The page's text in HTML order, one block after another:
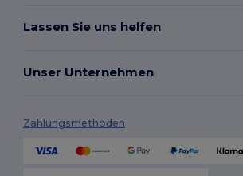
Lassen Sie uns helfen
Unser Unternehmen
Zahlungsmethoden